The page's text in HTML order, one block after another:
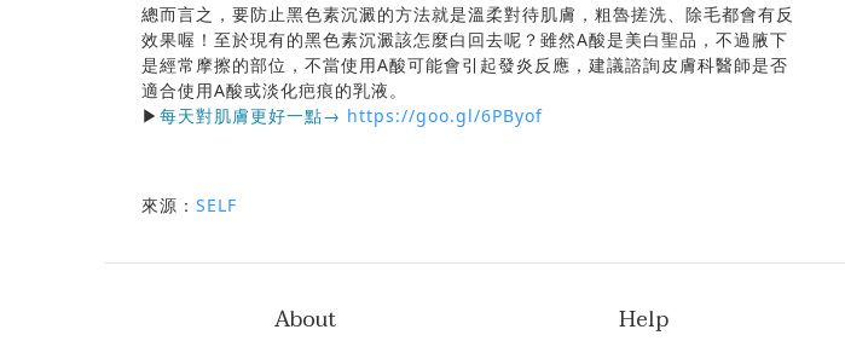
總而言之，要防止黑色素沉澱的方法就是溫柔對待肌膚，粗魯搓洗、除毛都會有反
效果喔！至於現有的黑色素沉澱該怎麼白回去呢？雖然A酸是美白聖品，不過腋下
是經常摩擦的部位，不當使用A酸可能會引起發炎反應，建議諮詢皮膚科醫師是否
適合使用A酸或淡化疤痕的乳液。
▶ 每天對肌膚更好一點→ https://goo.gl/6PByof
來源： SELF
About Help